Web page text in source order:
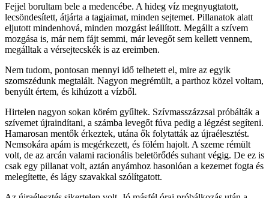
Fejjel borultam bele a medencébe. A hideg víz megnyugtatott,
lecsöndesített, átjárta a tagjaimat, minden sejtemet. Pillanatok alatt
eljutott mindenhová, minden mozgást leállított. Megállt a szívem
mozgása is, már nem fájt semmi, már levegőt sem kellett vennem,
megálltak a vérsejtecskék is az ereimben.
Nem tudom, pontosan mennyi idő telhetett el, mire az egyik
szomszédunk megtalált. Nagyon megrémült, a parthoz közel voltam,
benyúlt értem, és kihúzott a vízből.
Hirtelen nagyon sokan körém gyűltek. Szívmasszázzsal próbálták a
szívemet újraindítani, a számba levegőt fúva pedig a légzést segíteni.
Hamarosan mentők érkeztek, utána ők folytatták az újraélesztést.
Nemsokára apám is megérkezett, és fölém hajolt. A szeme rémült
volt, de az arcán valami racionális beletörődés suhant végig. De ez is
csak egy pillanat volt, aztán anyámhoz hasonlóan a kezemet fogta és
melegítette, és lágy szavakkal szólítgatott.